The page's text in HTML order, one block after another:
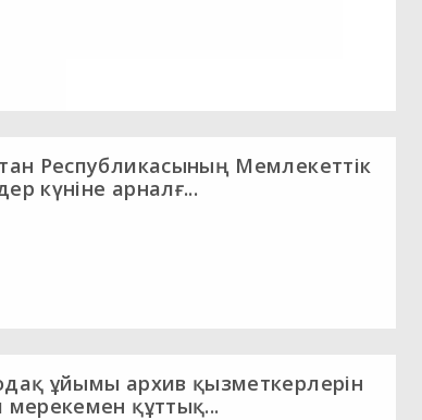
Республикасының Мемлекеттік
күніне арналғ...
ұйымы архив қызметкерлерін
мерекемен құттық...